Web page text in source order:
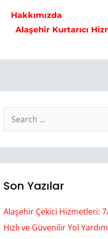
Hakkımızda
Alaşehir Kurtarıcı
c
f
o
Son Yazılar
Alaşehir Çekici Hizmetleri:
Hızlı ve Güvenilir Yol